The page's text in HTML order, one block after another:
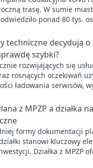
trasę. W sumie
ponad 80 tys.
techniczne decydują o
szybki?
rozwijających się
rosnących oczekiwań
ładowania serwisów,
z MPZP a działka
formy dokumentacji
stanowi kluczowy
Działka z MPZP